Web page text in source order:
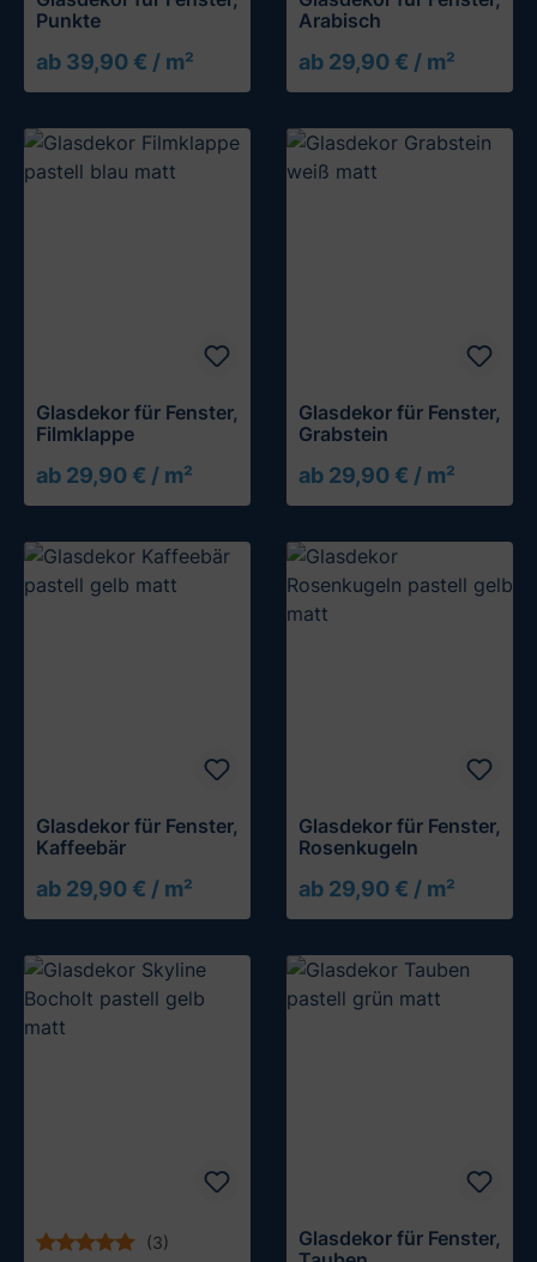
Punkte
ab 39,90 € / m²
Arabisch
ab 29,90 € / m²
Glasdekor für Fenster,
Filmklappe
ab 29,90 € / m²
Glasdekor für Fenster,
Grabstein
ab 29,90 € / m²
Glasdekor für Fenster,
Kaffeebär
ab 29,90 € / m²
Glasdekor für Fenster,
Rosenkugeln
ab 29,90 € / m²
(3)
Glasdekor für Fenster,